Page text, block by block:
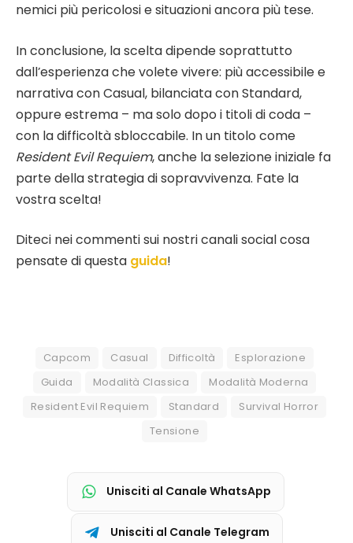
nemici più pericolosi e situazioni ancora più tese.
In conclusione, la scelta dipende soprattutto
dall’esperienza che volete vivere: più accessibile e
narrativa con Casual, bilanciata con Standard,
oppure estrema – ma solo dopo i titoli di coda –
con la difficoltà sbloccabile. In un titolo come
Resident Evil Requiem, anche la selezione iniziale fa
parte della strategia di sopravvivenza. Fate la
vostra scelta!
Diteci nei commenti sui nostri canali social cosa
pensate di questa guida!
Capcom Casual Difficoltà
Esplorazione
Guida
Modalità Classica
Modalità Moderna
Resident Evil Requiem
Standard
Survival Horror
Tensione
Unisciti al Canale WhatsApp
Unisciti al Canale Telegram